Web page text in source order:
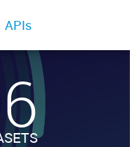
APIs